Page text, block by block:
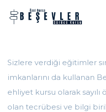
Sizlere verdiği eğitimler
imkanlarını da kullanan
ehliyet kursu olarak
olan tecrübesi ve bilgi